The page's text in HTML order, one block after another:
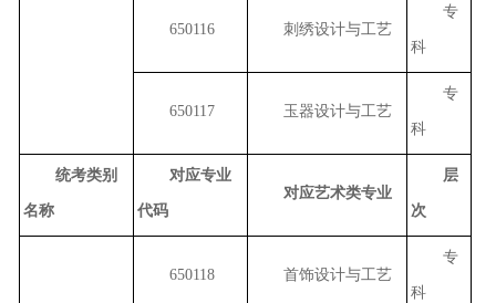
650116 刺绣设计与工艺
专
科
650117 玉器设计与工艺
专
科
统考类别
名称
对应专业
代码
对应艺术类专业
层
次
650118 首饰设计与工艺
专
科